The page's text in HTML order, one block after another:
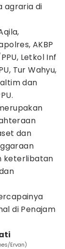
agraria di
AKBP
Letkol Inf
Tur Wahyu,
dan
dan
keterlibatan
di Penajam
Ervan)